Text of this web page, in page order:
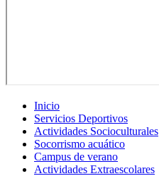
Inicio
Servicios Deportivos
Actividades Socioculturales
Socorrismo acuático
Campus de verano
Actividades Extraescolares